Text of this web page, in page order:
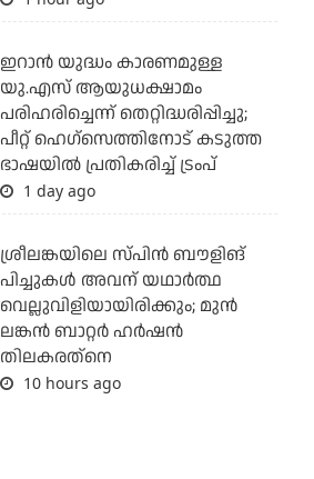
ഇറാന്‍ യുദ്ധം കാരണമുള്ള
യു.എസ് ആയുധക്ഷാമം
പരിഹരിച്ചെന്ന് തെറ്റിദ്ധരിപ്പിച്ചു;
പീറ്റ് ഹെഗ്‌സെത്തിനോട് കടുത്ത
ഭാഷയില്‍ പ്രതികരിച്ച് ട്രംപ്
1 day ago
ശ്രീലങ്കയിലെ സ്പിന്‍ ബൗളിങ്
പിച്ചുകള്‍ അവന് യഥാര്‍ത്ഥ
വെല്ലുവിളിയായിരിക്കും; മുന്‍
ലങ്കന്‍ ബാറ്റര്‍ ഹര്‍ഷന്‍
തിലകരത്‌നെ
10 hours ago